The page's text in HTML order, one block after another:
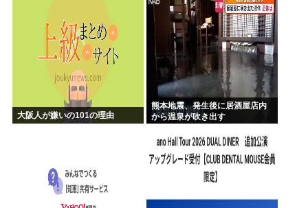
大阪人が嫌いの101の理由
熊本地震、発生後に居酒屋店内
から温泉が吹き出す